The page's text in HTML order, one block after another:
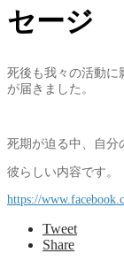
セージ
死後も我々の活動に
が届きました。
死期が迫る中、自分
彼らしい内容です。
https://
Tweet
Share